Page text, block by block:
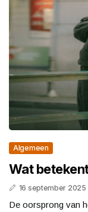
Algemeen
Wat
16 september 2025
De oorsprong van